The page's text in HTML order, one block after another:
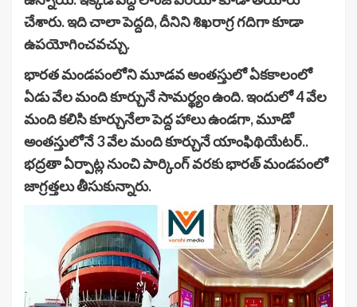
చేశారు. ఇది చాలా పెద్దది, దీనిని శిఖరాగ్ర గదిగా కూడా
ఉపయోగించవచ్చు.
భారత మండపంలోని మూడవ అంతస్తులో ఏకకాలంలో
ఏడు వేల మంది కూర్చునే సామర్థ్యం ఉంది. ఇందులో 4 వేల
మంది కలిసి కూర్చునేలా పెద్ద హాలు ఉండగా, మూడో
అంతస్తులోనే 3 వేల మంది కూర్చునే యాంఫిథియేటర్..
భద్రతా ఏర్పాట్ల నుంచి పార్కింగ్ వరకు భారత్ మండపంలో
జాగ్రత్తలు తీసుకున్నారు.